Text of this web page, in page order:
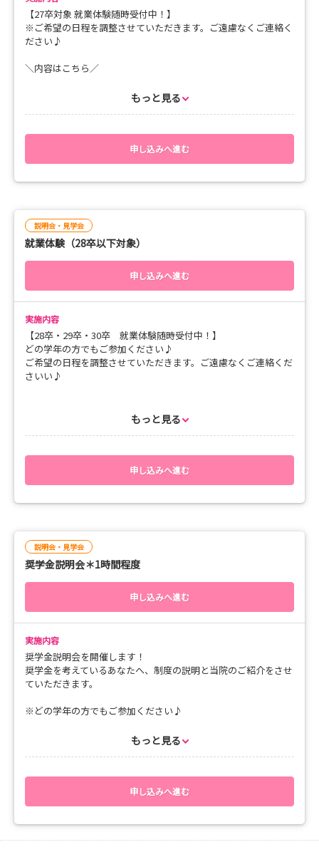
【27卒対象 就業体験随時受付中！】
※ご希望の日程を調整させていただきます。ご遠慮なくご連絡く
ださい♪
＼内容はこちら／
病棟業務のシャドウイング…病棟で勤務する看護師に付いて、普
09：00 集合・着替え
復期リハビリ病棟、緩和ケア病棟から一つお選びいただけます）
11：30 座談会・振り返り
12：00 終了
・実習用ユニフォーム
・実習用シューズ
ご希望の病棟をお選びいただけます♪
すべての病棟が体験できる一日体験も実施しています♪
病院の雰囲気をリアルに体感できるチャンスです。
もっと見る
申し込みへ進む
説明会・見学会
就業体験（28卒以下対象）
申し込みへ進む
実施内容
【28卒・29卒・30卒 就業体験随時受付中！】
どの学年の方でもご参加ください♪
ご希望の日程を調整させていただきます。ご遠慮なくご連絡くだ
さいい♪
先輩看護師との交流も✨
（半日体験例）
す）
10：30 B病棟体験（急性期・一般病棟、地域包括ケア病棟、
回復期リハビリ病棟、緩和ケア病棟から一つお選びいただけま
す）
12：00 座談会・振り返り
【持ち物】
・筆記用具
・実習用ユニフォーム
・実習用シューズ
すべての病棟が体験できる、一日体験も実施しています♪
病院の雰囲気をリアルに体感できるチャンスです。
みなさんのご参加、お待ちしてます！
もっと見る
申し込みへ進む
説明会・見学会
奨学金説明会＊1時間程度
申し込みへ進む
実施内容
奨学金説明会を開催します！
奨学金を考えているあなたへ、制度の説明と当院のご紹介をさせ
ていただきます。
※どの学年の方でもご参加ください♪
当院の奨学金は、年度途中の応募や2年生、3年生からの応募も可
能です〇
もっと見る
申し込みへ進む